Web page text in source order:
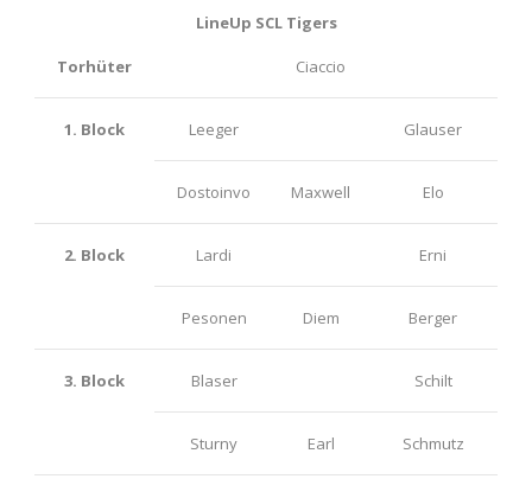
LineUp SCL Tigers
Torhüter Ciaccio
1. Block Leeger Glauser
Dostoinvo Maxwell Elo
2. Block Lardi Erni
Pesonen Diem Berger
3. Block Blaser Schilt
Sturny Earl Schmutz